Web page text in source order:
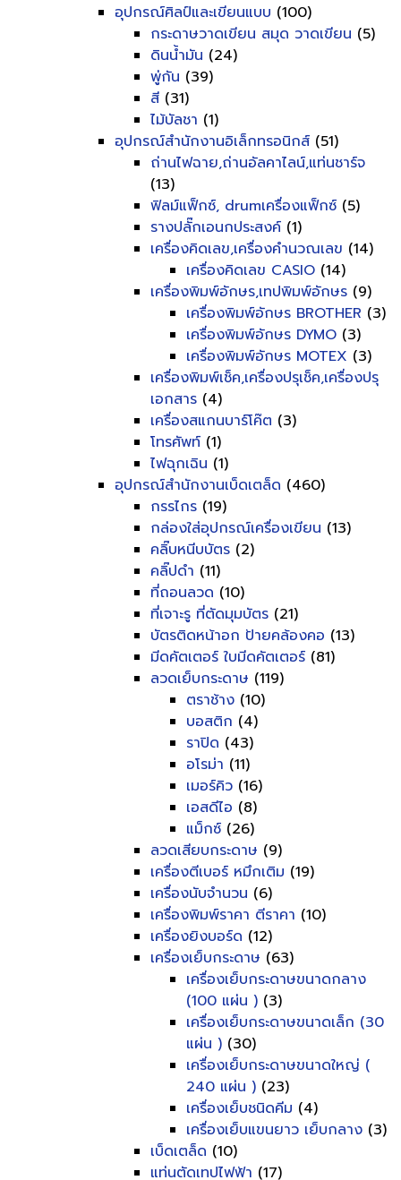
อุปกรณ์ศิลป์และเขียนแบบ (100)
กระดาษวาดเขียน สมุด วาดเขียน (5)
ดินน้ำมัน (24)
พู่กัน (39)
สี (31)
ไม้บัลชา (1)
อุปกรณ์สำนักงานอิเล็กทรอนิกส์ (51)
ถ่านไฟฉาย,ถ่านอัลคาไลน์,แท่นชาร์จ
(13)
ฟิลม์แฟ็กซ์, drumเครื่องแฟ็กซ์ (5)
รางปลั๊กเอนกประสงค์ (1)
เครื่องคิดเลข,เครื่องคำนวณเลข (14)
เครื่องคิดเลข CASIO (14)
เครื่องพิมพ์อักษร,เทปพิมพ์อักษร (9)
เครื่องพิมพ์อักษร BROTHER (3)
เครื่องพิมพ์อักษร DYMO (3)
เครื่องพิมพ์อักษร MOTEX (3)
เครื่องพิมพ์เช็ค,เครื่องปรุเช็ค,เครื่องปรุ
เอกสาร (4)
เครื่องสแกนบาร์โค๊ต (3)
โทรศัพท์ (1)
ไฟฉุกเฉิน (1)
อุปกรณ์สำนักงานเบ็ดเตล็ด (460)
กรรไกร (19)
กล่องใส่อุปกรณ์เครื่องเขียน (13)
คลิ๊บหนีบบัตร (2)
คลิ๊ปดำ (11)
ที่ถอนลวด (10)
ที่เจาะรู ที่ตัดมุมบัตร (21)
บัตรติดหน้าอก ป้ายคล้องคอ (13)
มีดคัตเตอร์ ใบมีดคัตเตอร์ (81)
ลวดเย็บกระดาษ (119)
ตราช้าง (10)
บอสติก (4)
ราปิด (43)
อโรม่า (11)
เมอร์คิว (16)
เอสดีไอ (8)
แม็กซ์ (26)
ลวดเสียบกระดาษ (9)
เครื่องตีเบอร์ หมึกเติม (19)
เครื่องนับจำนวน (6)
เครื่องพิมพ์ราคา ตีราคา (10)
เครื่องยิงบอร์ด (12)
เครื่องเย็บกระดาษ (63)
เครื่องเย็บกระดาษขนาดกลาง
(100 แผ่น ) (3)
เครื่องเย็บกระดาษขนาดเล็ก (30
แผ่น ) (30)
เครื่องเย็บกระดาษขนาดใหญ่ (
240 แผ่น ) (23)
เครื่องเย็บชนิดคีม (4)
เครื่องเย็บแขนยาว เย็บกลาง (3)
เบ็ดเตล็ด (10)
แท่นตัดเทปไฟฟ้า (17)